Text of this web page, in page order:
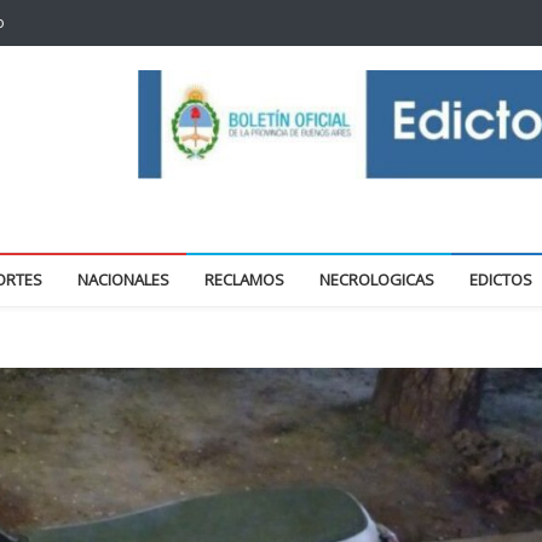
NACIONALES RECLAMOS NECROLOGICAS EDICTOS